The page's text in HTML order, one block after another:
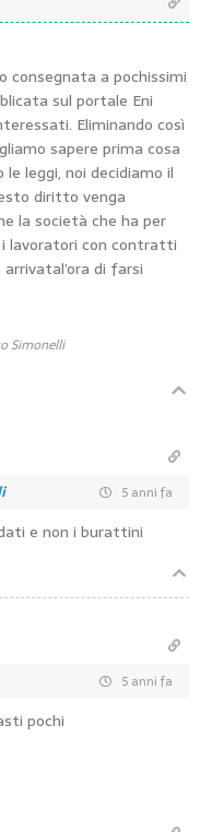
consegnata a pochissimi
sul portale Eni
Eliminando così
sapere prima cosa
leggi, noi decidiamo il
diritto venga
la società che ha per
lavoratori con contratti
di farsi
Simonelli
5 anni fa
e non i burattini
5 anni fa
pochi